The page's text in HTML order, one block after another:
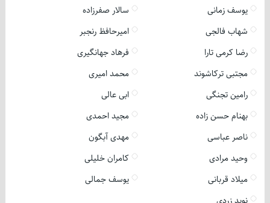
یوسف زمانی
سالار صفرزاده
شهاب فالجی
امیرحافظ رنجبر
رضا کرمی تارا
فرهاد جهانگیری
مجتبی ترکاشوند
محمد امیری
رامین تجنگی
ابی عالی
بهنام حسن زاده
مجید احمدی
ناصر عباسی
مهدی آبگون
وحید مرادی
کامران خلیلی
میلاد قربانی
یوسف جمالی